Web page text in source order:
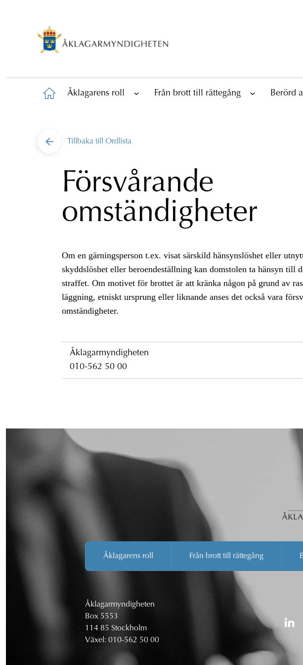
Åklagarens roll Från brott till rättegång Berörd
Tillbaka till Ordlista
Försvårande
omständigheter
Om en gärningsperson t.ex. visat särskild hänsynslöshet eller
skyddslöshet eller beroendeställning kan domstolen ta hänsyn till
straffet. Om motivet för brottet är att kränka någon på grund av
läggning, etniskt ursprung eller liknande anses det också vara
omständigheter.
Åklagarmyndigheten
010-562 50 00
Åklagarens roll Från brott till rättegång
Åklagarmyndigheten
Box 5553
114 85 Stockholm
Växel: 010-562 50 00